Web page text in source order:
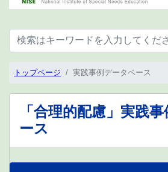
トップページ 実践事例データベース
「合理的配慮」実践
ース